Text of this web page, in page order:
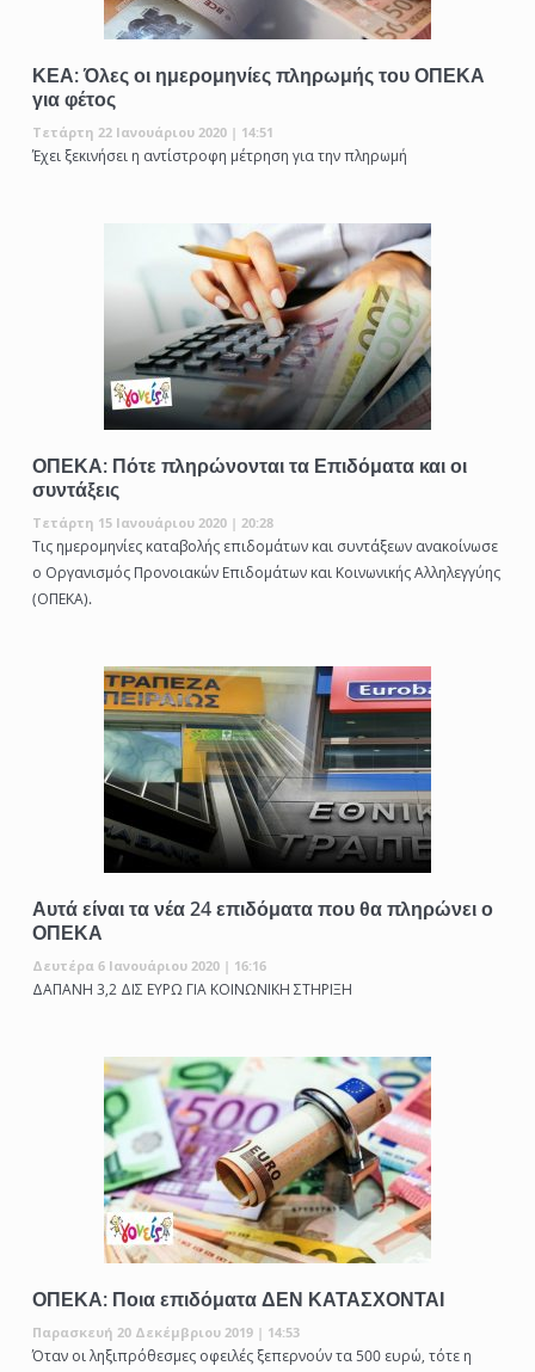
ΚΕΑ: Όλες οι ημερομηνίες πληρωμής του ΟΠΕΚΑ
για φέτος
Τετάρτη 22 Ιανουάριου 2020 | 14:51
Έχει ξεκινήσει η αντίστροφη μέτρηση για την πληρωμή
ΟΠΕΚΑ: Πότε πληρώνονται τα Επιδόματα και οι
συντάξεις
Τετάρτη 15 Ιανουάριου 2020 | 20:28
Τις ημερομηνίες καταβολής επιδομάτων και συντάξεων ανακοίνωσε
ο Οργανισμός Προνοιακών Επιδομάτων και Κοινωνικής Αλληλεγγύης
(ΟΠΕΚΑ).
Αυτά είναι τα νέα 24 επιδόματα που θα πληρώνει ο
ΟΠΕΚΑ
Δευτέρα 6 Ιανουάριου 2020 | 16:16
ΔΑΠΑΝΗ 3,2 ΔΙΣ ΕΥΡΩ ΓΙΑ ΚΟΙΝΩΝΙΚΗ ΣΤΗΡΙΞΗ
ΟΠΕΚΑ: Ποια επιδόματα ΔΕΝ ΚΑΤΑΣΧΟΝΤΑΙ
Παρασκευή 20 Δεκέμβριου 2019 | 14:53
Όταν οι ληξιπρόθεσμες οφειλές ξεπερνούν τα 500 ευρώ, τότε η